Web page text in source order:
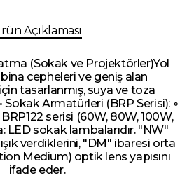
Açıklaması
(Sokak ve Projektörler)Yol
bina cepheleri ve geniş alan
tasarlanmış, suya ve toza
Sokak Armatürleri (BRP Serisi): ◦
BRP122 serisi (60W, 80W, 100W,
LED sokak lambalarıdır. "NW"
verdiklerini, "DM" ibaresi orta
Medium) optik lens yapısını
ifade eder.